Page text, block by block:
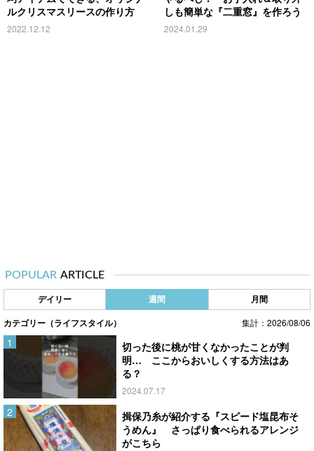
ルクリスマスリースの作り方
2022.12.12
しも簡単な『二重窓』を作ろう
2024.01.29
POPULAR ARTICLE
デイリー 週間 月間
カテゴリー（ライフスタイル） 集計：2026/08/06
切った後に桃が甘くなかったことが判
明… ここからおいしくする方法はあ
る？
2024.07.17
揖保乃糸が紹介する『スピード塩昆布そ
うめん』 さっぱり食べられるアレンジ
がこちら